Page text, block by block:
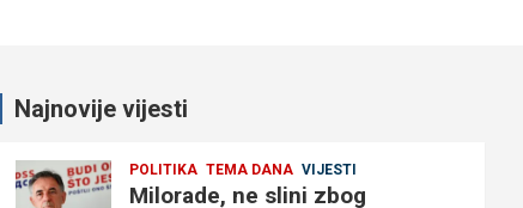
Najnovije vijesti
POLITIKA TEMA DANA VIJESTI
Milorade, ne slini zbog